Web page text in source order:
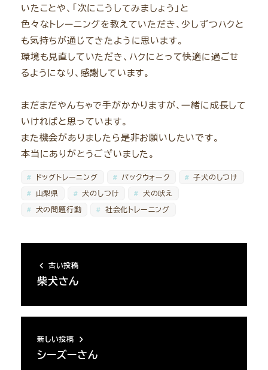
いたことや、「次にこうしてみましょう」と
色々なトレーニングを教えていただき、少しずつハクと
も気持ちが通じてきたように思います。
環境も見直していただき、ハクにとって快適に過ごせ
るようになり、感謝しています。
まだまだやんちゃで手がかかりますが、一緒に成長して
いければと思っています。
また機会がありましたら是非お願いしたいです。
本当にありがとうございました。
ドッグトレーニング パックウォーク
子犬のしつけ
山梨県
犬のしつけ
犬の吠え
犬の問題行動
社会化トレーニング
古い投稿
柴犬さん
新しい投稿
シーズーさん